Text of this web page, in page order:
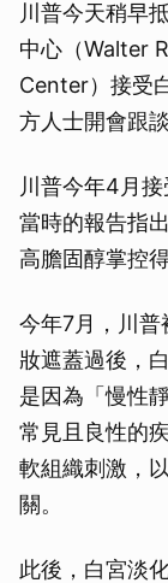
川普今天稍早
中心（Walter
Center）接受
方人士開會跟談
川普今年4月
當時的報告指
高膽固醇掌控得
今年7月，川
妝遮蓋過後，
是因為「慢性
常見且良性的
軟組織刺激，
關。
此後，白宮淡